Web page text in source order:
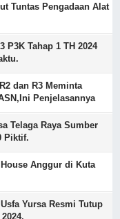
Tuntas Pengadaan Alat
P3K Tahap 1 TH 2024
dan R3 Meminta
Penjelasannya
Telaga Raya Sumber
Piktif.
Anggur di Kuta
Yursa Resmi Tutup